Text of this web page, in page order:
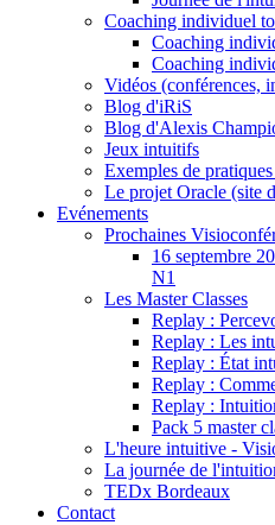
Coaching individuel
Coaching
Coaching
Vidéos (conférences,
Blog d'iRiS
Blog d'Alexis
Jeux intuitifs
Exemples de
Le projet Oracle (site
Evénements
Prochaines
16 septembre
N1
Les Master Classes
Replay :
Replay : Les
Replay : État
Replay :
Replay :
Pack 5 master
L'heure intuitive -
La journée de
TEDx Bordeaux
Contact